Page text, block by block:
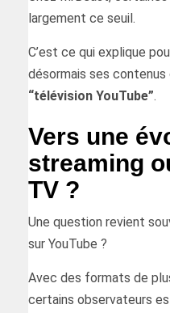
largement ce seuil.
C’est ce qui explique
désormais ses
“télévision YouTube”.
Vers une
streaming
TV ?
Une question revient
sur YouTube ?
Avec des formats de
certains observateurs